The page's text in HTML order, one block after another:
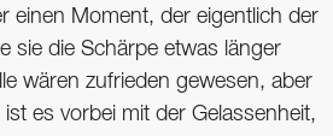
einen Moment, der eigentlich der
sie die Schärpe etwas länger
wären zufrieden gewesen, aber
es vorbei mit der Gelassenheit,